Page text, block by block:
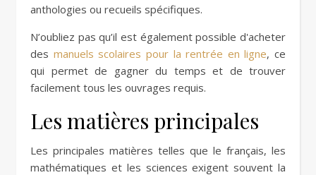
anthologies ou recueils spécifiques.
N’oubliez pas qu’il est également possible d'acheter
des manuels scolaires pour la rentrée en ligne, ce
qui permet de gagner du temps et de trouver
facilement tous les ouvrages requis.
Les matières principales
Les principales matières telles que le français, les
mathématiques et les sciences exigent souvent la